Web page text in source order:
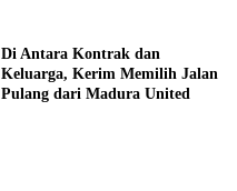
Di Antara Kontrak dan
Keluarga, Kerim Memilih Jalan
Pulang dari Madura United